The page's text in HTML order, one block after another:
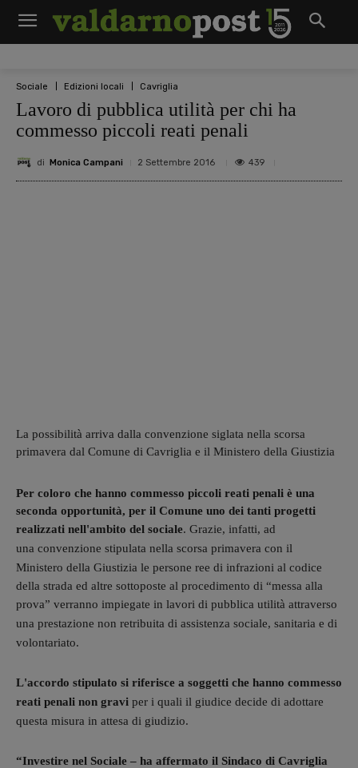
Sociale Edizioni locali Cavriglia
Lavoro di pubblica utilità per chi ha
commesso piccoli reati penali
di Monica Campani 2 Settembre 2016 439
La possibilità arriva dalla convenzione siglata nella scorsa
primavera dal Comune di Cavriglia e il Ministero della Giustizia
Per coloro che hanno commesso piccoli reati penali è una
seconda opportunità, per il Comune uno dei tanti progetti
realizzati nell'ambito del sociale. Grazie, infatti, ad
una convenzione stipulata nella scorsa primavera con il
Ministero della Giustizia le persone ree di infrazioni al codice
della strada ed altre sottoposte al procedimento di “messa alla
prova” verranno impiegate in lavori di pubblica utilità attraverso
una prestazione non retribuita di assistenza sociale, sanitaria e di
volontariato.
L'accordo stipulato si riferisce a soggetti che hanno commesso
reati penali non gravi per i quali il giudice decide di adottare
questa misura in attesa di giudizio.
“Investire nel Sociale – ha affermato il Sindaco di Cavriglia